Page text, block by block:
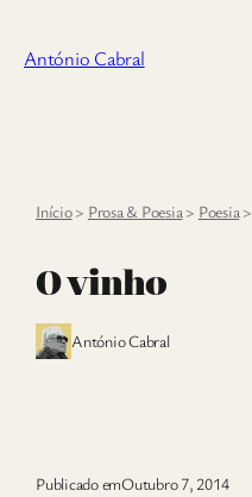
António Cabral
Início> Prosa & Poesia> Poesia>
O vinho
António Cabral
Publicado emOutubro 7, 2014